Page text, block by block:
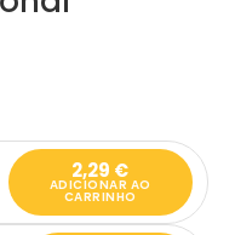
2,29 €
ADICIONAR AO
CARRINHO